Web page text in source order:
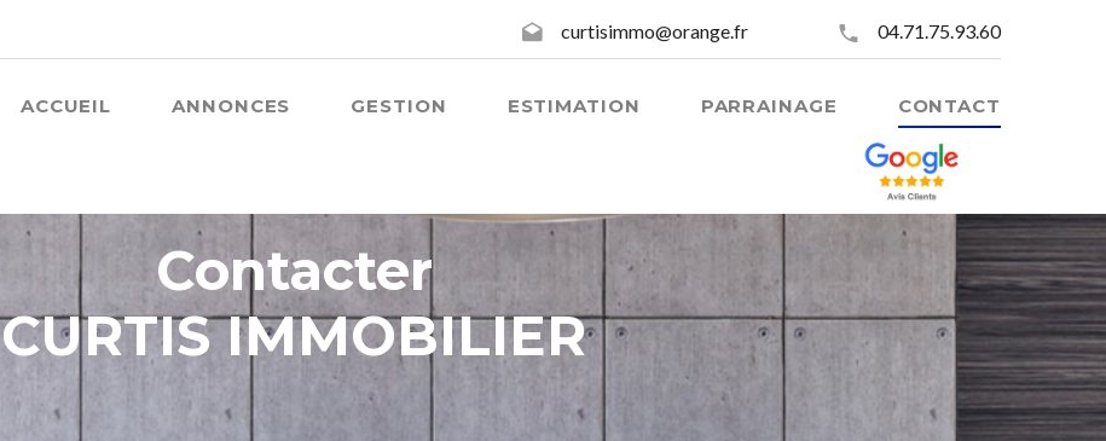
curtisimmo@orange.fr 04.71.75.93.60
ACCUEIL ANNONCES GESTION ESTIMATION PARRAINAGE CONTACT
Contacter
CURTIS IMMOBILIER